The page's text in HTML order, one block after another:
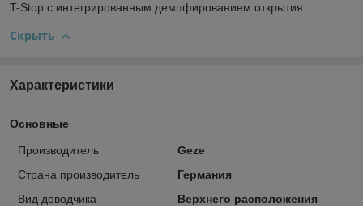
T-Stop с интегрированным демпфированием открытия
Скрыть
Характеристики
Основные
Производитель
Geze
Страна производитель
Германия
Вид доводчика
Верхнего расположения